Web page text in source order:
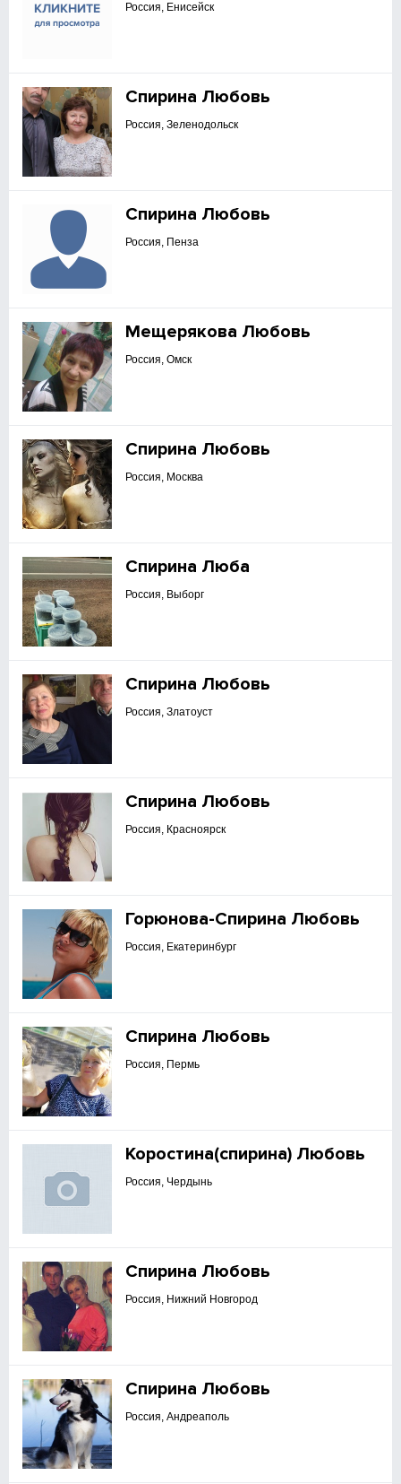
Россия, Енисейск
Спирина Любовь
Россия, Зеленодольск
Спирина Любовь
Россия, Пенза
Мещерякова Любовь
Россия, Омск
Спирина Любовь
Россия, Москва
Спирина Люба
Россия, Выборг
Спирина Любовь
Россия, Златоуст
Спирина Любовь
Россия, Красноярск
Горюнова-Спирина Любовь
Россия, Екатеринбург
Спирина Любовь
Россия, Пермь
Коростина(спирина) Любовь
Россия, Чердынь
Спирина Любовь
Россия, Нижний Новгород
Спирина Любовь
Россия, Андреаполь